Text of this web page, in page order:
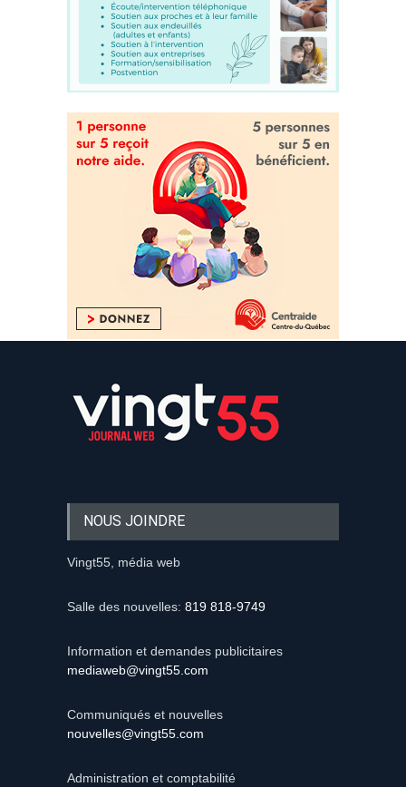
chronique du CALACS La
Passerelle
Chroniques 18 août 2023
NOUS JOINDRE
Vingt55, média web
Salle des nouvelles: 819 818-9749
Information et demandes publicitaires
mediaweb@vingt55.com
Communiqués et nouvelles
nouvelles@vingt55.com
Administration et comptabilité